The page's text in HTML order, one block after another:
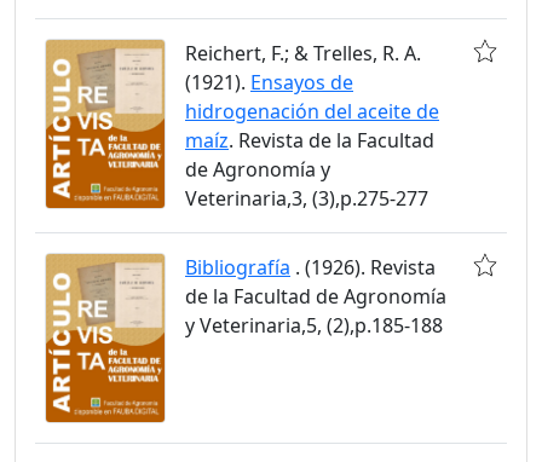
Reichert, F.; & Trelles, R. A.
(1921). Ensayos de
hidrogenación del aceite de
maíz. Revista de la Facultad
de Agronomía y
Veterinaria,3, (3),p.275-277
Bibliografía . (1926). Revista
de la Facultad de Agronomía
y Veterinaria,5, (2),p.185-188